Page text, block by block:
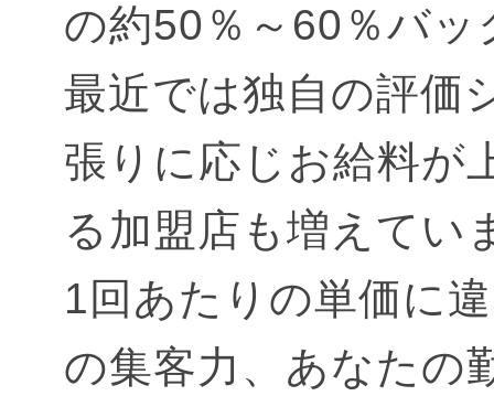
の約50％～60％バ
最近では独自の評価
張りに応じお給料が
る加盟店も増えてい
1回あたりの単価に
の集客力、あなたの